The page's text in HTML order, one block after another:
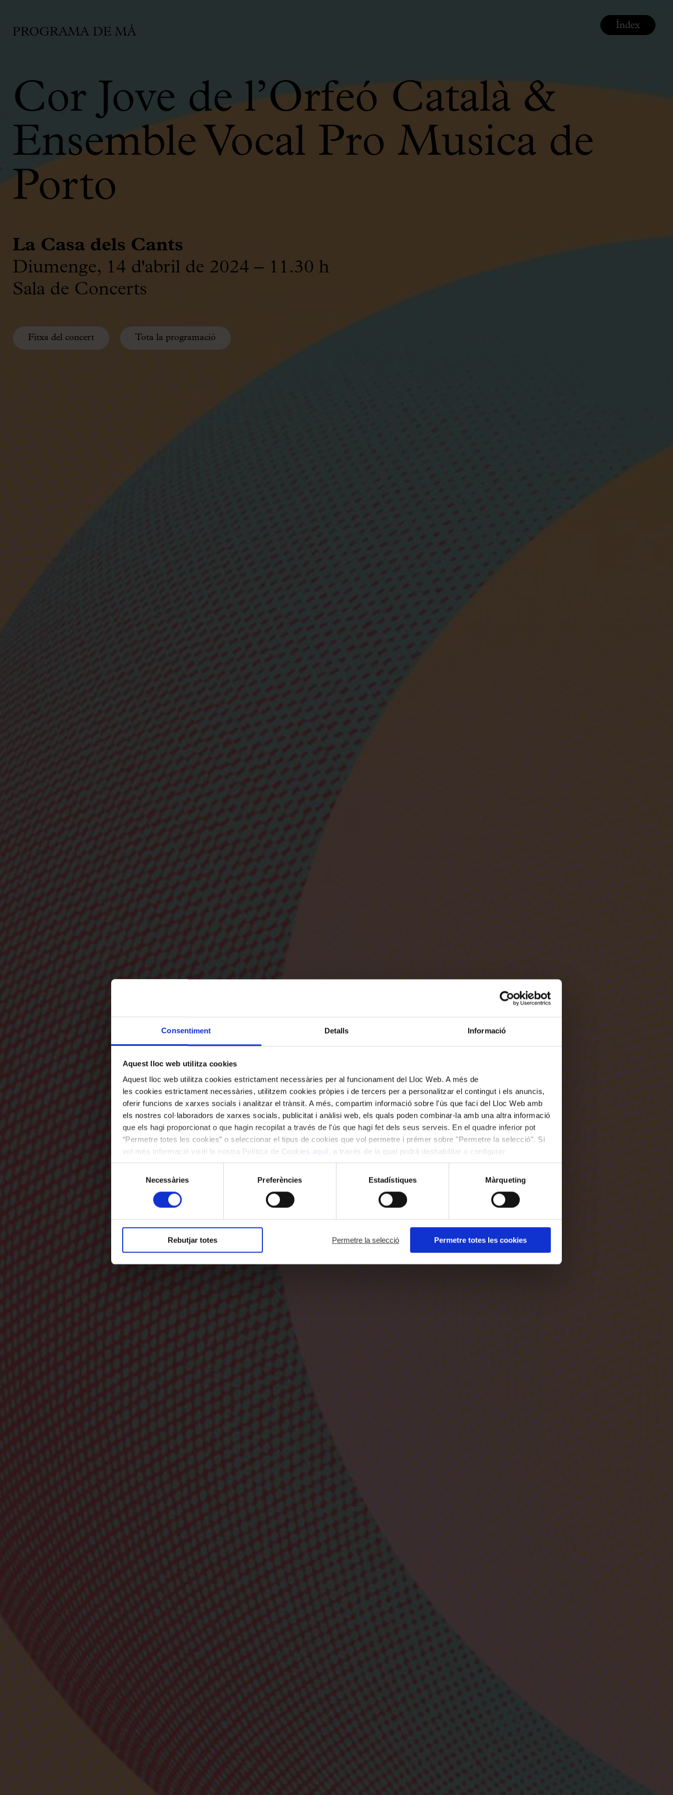
Consentiment Detalls Informació
Aquest lloc web utilitza cookies
Aquest lloc web utilitza cookies estrictament necessàries per al funcionament del Lloc Web. A més de
les cookies estrictament necessàries, utilitzem cookies pròpies i de tercers per a personalitzar el contingut i els anuncis,
oferir funcions de xarxes socials i analitzar el trànsit. A més, compartim informació sobre l'ús que faci del Lloc Web amb
els nostres col·laboradors de xarxes socials, publicitat i anàlisi web, els quals poden combinar-la amb una altra informació
que els hagi proporcionat o que hagin recopilat a través de l'ús que hagi fet dels seus serveis. En el quadre inferior pot
“Permetre totes les cookies” o seleccionar el tipus de cookies que vol permetre i prémer sobre "Permetre la selecció". Si
vol més informació visiti la nostra Política de Cookies aquí
, a través de la qual podrà deshabilitar o configurar
les cookies en qualsevol moment.
consentiment
Necessàries Preferències Estadístiques Màrqueting
Rebutjar totes Permetre la selecció Permetre totes les cookies
PROGRAMA DE MÀ
Cor Jove de l’Orfeó Català &
Ensemble Vocal Pro Musica de
Porto
La Casa dels Cants
Diumenge, 14 d'abril de 2024 – 11.30 h
Sala de Concerts
Fitxa del concert Tota la programació
Índex